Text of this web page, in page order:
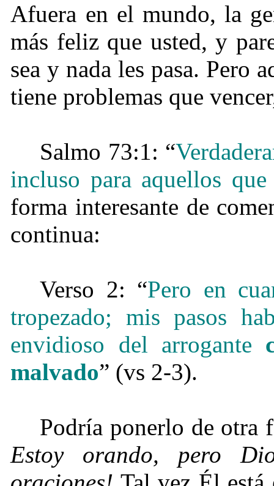
Afuera en el mundo, la
más feliz que usted, y
sea y nada les pasa. Pero
tiene problemas que
Salmo 73:1: “
incluso para aquellos
forma interesante de
continua:
Verso 2: “Pero en
tropezado; mis pasos
envidioso del arrogante
malvado” (vs 2-3).
Podría ponerlo de otra
Estoy orando, pero